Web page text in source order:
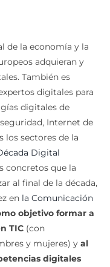
de la economía y la
adquieran y
También es
digitales para
digitales de
Internet de
los sectores de la
Digital
concretos que la
al final de la década,
en la Comunicación
objetivo formar a
TIC (con
y mujeres) y al
digitales